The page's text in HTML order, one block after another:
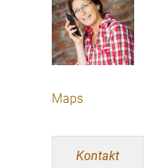
Maps
Kontakt